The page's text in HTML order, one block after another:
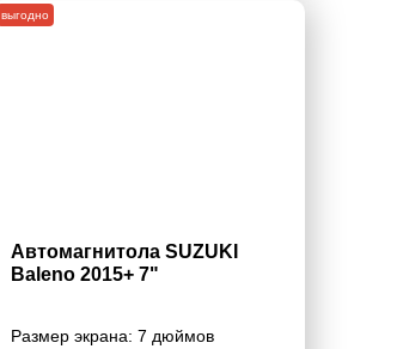
Автомагнитола SUZUKI
Baleno 2015+ 7"
Размер экрана: 7 дюймов
выгодно